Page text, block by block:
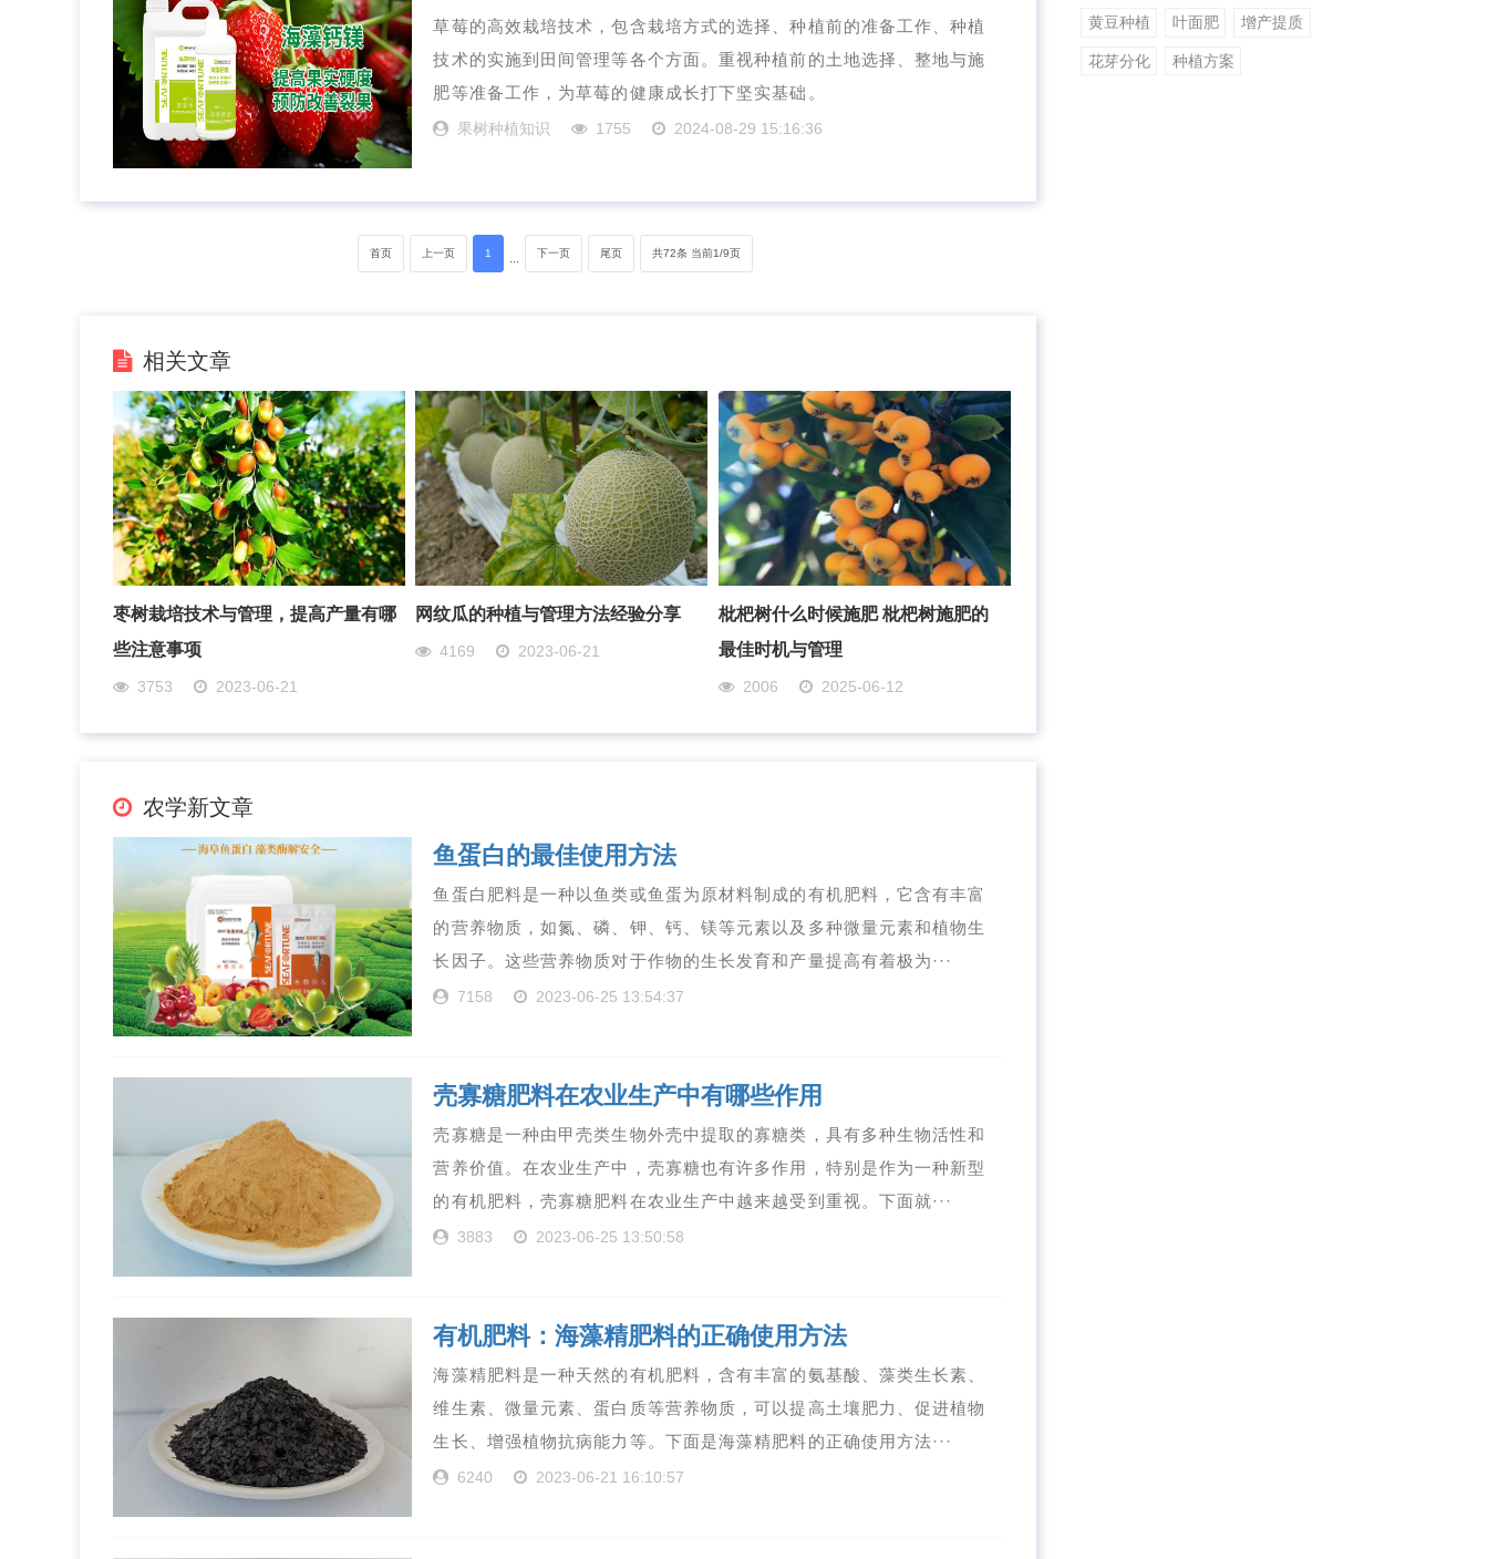
草莓的高效栽培技术，包含栽培方式的选择、种植前的准备工作、种植
技术的实施到田间管理等各个方面。重视种植前的土地选择、整地与施
肥等准备工作，为草莓的健康成长打下坚实基础。
果树种植知识 1755 2024-08-29 15:16:36
首页 上一页 1
···
下一页 尾页 共72条 当前1/9页
相关文章
枣树栽培技术与管理，提高产量有哪
些注意事项
3753 2023-06-21
网纹瓜的种植与管理方法经验分享
4169 2023-06-21
枇杷树什么时候施肥 枇杷树施肥的
最佳时机与管理
2006 2025-06-12
农学新文章
鱼蛋白的最佳使用方法
鱼蛋白肥料是一种以鱼类或鱼蛋为原材料制成的有机肥料，它含有丰富
的营养物质，如氮、磷、钾、钙、镁等元素以及多种微量元素和植物生
长因子。这些营养物质对于作物的生长发育和产量提高有着极为···
7158 2023-06-25 13:54:37
壳寡糖肥料在农业生产中有哪些作用
壳寡糖是一种由甲壳类生物外壳中提取的寡糖类，具有多种生物活性和
营养价值。在农业生产中，壳寡糖也有许多作用，特别是作为一种新型
的有机肥料，壳寡糖肥料在农业生产中越来越受到重视。下面就···
3883 2023-06-25 13:50:58
有机肥料：海藻精肥料的正确使用方法
海藻精肥料是一种天然的有机肥料，含有丰富的氨基酸、藻类生长素、
维生素、微量元素、蛋白质等营养物质，可以提高土壤肥力、促进植物
生长、增强植物抗病能力等。下面是海藻精肥料的正确使用方法···
6240 2023-06-21 16:10:57
黄豆种植 叶面肥 增产提质
花芽分化 种植方案